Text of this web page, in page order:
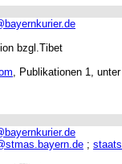
bzgl.Tibet
, Publikationen 1,
;